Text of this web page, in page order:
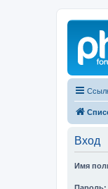
Вход
Имя
Пароль: